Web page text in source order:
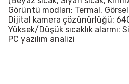
Görüntü modları: Termal,
Dijital kamera çözünürlüğü:
Yüksek/Düşük sıcaklık alarmı:
PC yazılım analizi